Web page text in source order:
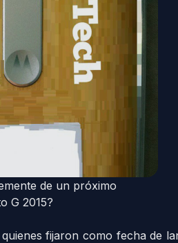
de un próximo
G 2015?
fijaron como fecha de